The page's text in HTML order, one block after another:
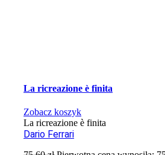
La ricreazione è finita
Zobacz koszyk
La ricreazione è finita
Dario Ferrari